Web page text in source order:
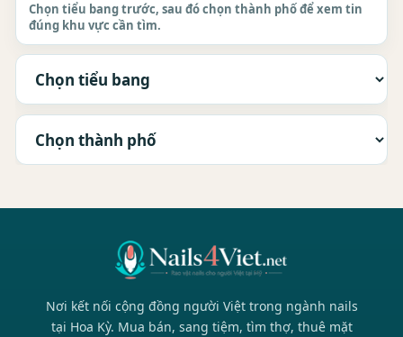
Chọn tiểu bang trước, sau đó chọn thành phố để xem tin
đúng khu vực cần tìm.
Nơi kết nối cộng đồng người Việt trong ngành nails
tại Hoa Kỳ. Mua bán, sang tiệm, tìm thợ, thuê mặt